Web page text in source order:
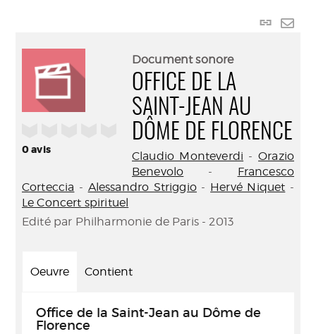
Lien
0avis
Document sonore
OFFICE DE LA
SAINT-JEAN AU
DÔME DE FLORENCE
Claudio Monteverdi -Orazio
Benevolo - Francesco
Corteccia - Alessandro Striggio- Hervé Niquet -
Le Concert spirituel
Edité par Philharmonie de Paris - 2013
Oeuvre Contient
Office de la Saint-Jean au Dôme de
Florence